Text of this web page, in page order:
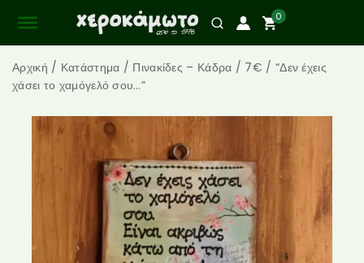
0
Αρχική / Κατάστημα / Πινακίδες – Κάδρα / 7€ / “Δεν έχεις
χάσει το χαμόγελό σου…”